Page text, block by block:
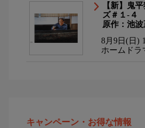
【新】鬼
ズ＃１-４
原作：池
8月9日(日)
ホームドラ
キャンペーン・お得な情報